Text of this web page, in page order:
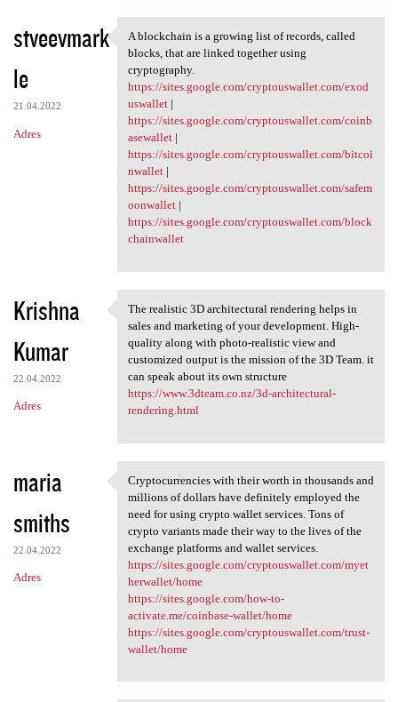
stveevmark
le
21.04.2022
Adres
A blockchain is a growing
A blockchain is a growing list of records, called
blocks, that are linked together using
cryptography.
https://sites.google.com/cryptouswallet.com/exod
uswallet|
https://sites.google.com/cryptouswallet.com/coinb
asewallet|
https://sites.google.com/cryptouswallet.com/bitcoi
nwallet|
https://sites.google.com/cryptouswallet.com/safem
oonwallet|
https://sites.google.com/cryptouswallet.com/block
chainwallet
Krishna
Kumar
22.04.2022
Adres
The realistic 3D
The realistic 3D architectural rendering helps in
sales and marketing of your development. High-
quality along with photo-realistic view and
customized output is the mission of the 3D Team. it
can speak about its own structure
https://www.3dteam.co.nz/3d-architectural-
rendering.html
maria
smiths
22.04.2022
Adres
Cryptocurrencies with their
Cryptocurrencies with their worth in thousands and
millions of dollars have definitely employed the
need for using crypto wallet services. Tons of
crypto variants made their way to the lives of the
exchange platforms and wallet services.
https://sites.google.com/cryptouswallet.com/myet
herwallet/home
https://sites.google.com/how-to-
activate.me/coinbase-wallet/home
https://sites.google.com/cryptouswallet.com/trust-
wallet/home